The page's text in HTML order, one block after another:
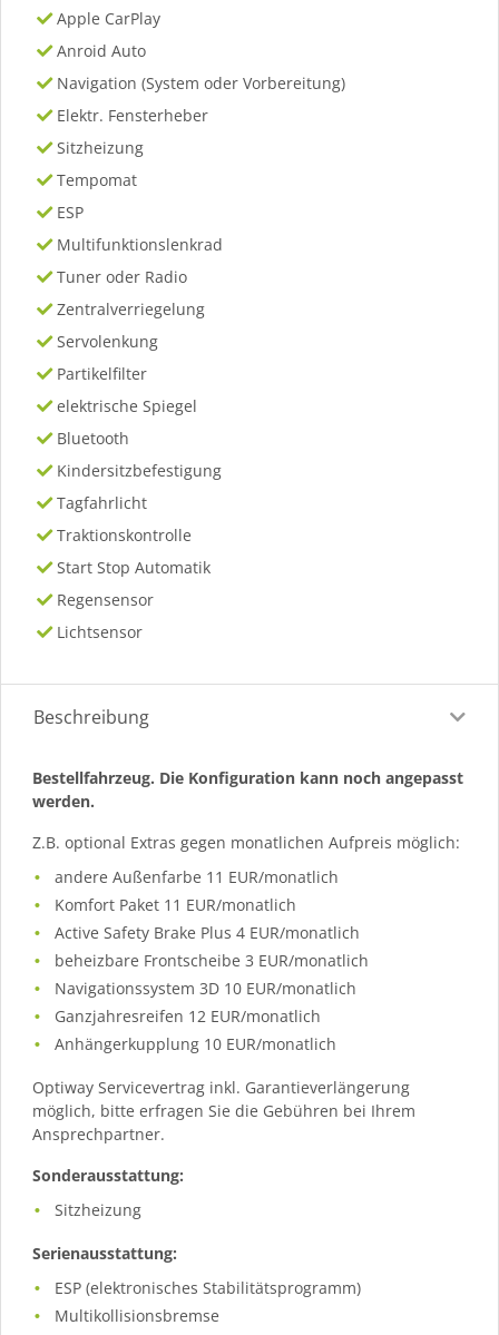
Apple CarPlay
Anroid Auto
Navigation (System oder Vorbereitung)
Elektr. Fensterheber
Sitzheizung
Tempomat
ESP
Multifunktionslenkrad
Tuner oder Radio
Zentralverriegelung
Servolenkung
Partikelfilter
elektrische Spiegel
Bluetooth
Kindersitzbefestigung
Tagfahrlicht
Traktionskontrolle
Start Stop Automatik
Regensensor
Lichtsensor
Beschreibung
Bestellfahrzeug. Die Konfiguration kann noch angepasst
werden.
Z.B. optional Extras gegen monatlichen Aufpreis möglich:
andere Außenfarbe 11 EUR/monatlich
Komfort Paket 11 EUR/monatlich
Active Safety Brake Plus 4 EUR/monatlich
beheizbare Frontscheibe 3 EUR/monatlich
Navigationssystem 3D 10 EUR/monatlich
Ganzjahresreifen 12 EUR/monatlich
Anhängerkupplung 10 EUR/monatlich
Optiway Servicevertrag inkl. Garantieverlängerung
möglich, bitte erfragen Sie die Gebühren bei Ihrem
Ansprechpartner.
Sonderausstattung:
Sitzheizung
Serienausstattung:
ESP (elektronisches Stabilitätsprogramm)
Multikollisionsbremse